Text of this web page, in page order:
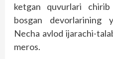
ketgan quvurlari
bosgan devorlarining
Necha avlod ijarachi-
meros.